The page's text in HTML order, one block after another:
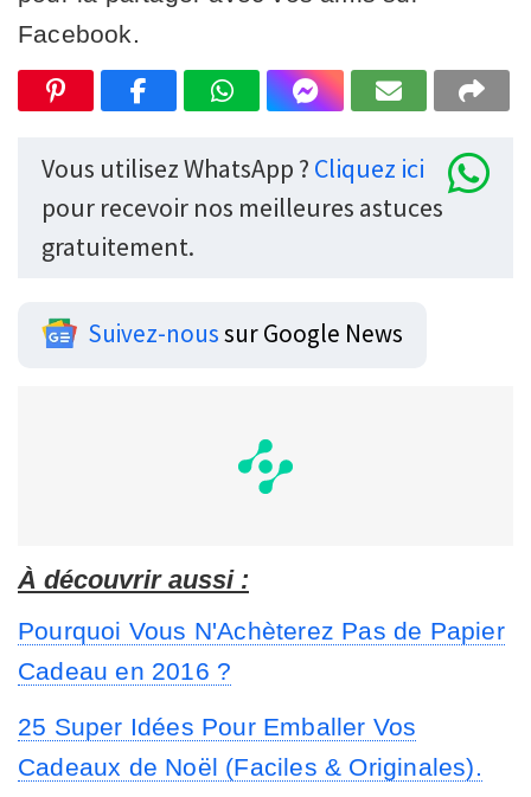
Facebook.
Vous utilisez WhatsApp ? Cliquez ici
pour recevoir nos meilleures astuces
gratuitement.
Suivez-noussur Google News
À découvrir aussi :
Pourquoi Vous N'Achèterez Pas de Papier
Cadeau en 2016 ?
25 Super Idées Pour Emballer Vos
Cadeaux de Noël (Faciles & Originales).